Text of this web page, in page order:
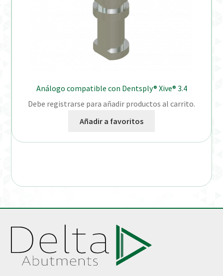
Análogo compatible con Dentsply® Xive® 3.4
Debe registrarse para añadir productos al carrito.
Añadir a favoritos